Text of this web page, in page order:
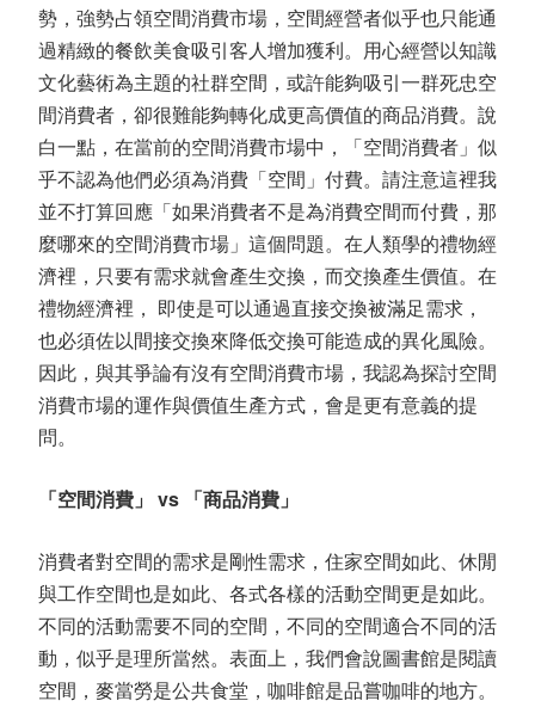
勢，強勢占領空間消費市場，空間經營者似乎也只能通
過精緻的餐飲美食吸引客人增加獲利。用心經營以知識
文化藝術為主題的社群空間，或許能夠吸引一群死忠空
間消費者，卻很難能夠轉化成更高價值的商品消費。說
白一點，在當前的空間消費市場中，「空間消費者」似
乎不認為他們必須為消費「空間」付費。請注意這裡我
並不打算回應「如果消費者不是為消費空間而付費，那
麼哪來的空間消費市場」這個問題。在人類學的禮物經
濟裡，只要有需求就會產生交換，而交換產生價值。在
禮物經濟裡， 即使是可以通過直接交換被滿足需求，
也必須佐以間接交換來降低交換可能造成的異化風險。
因此，與其爭論有沒有空間消費市場，我認為探討空間
消費市場的運作與價值生產方式，會是更有意義的提
問。
「空間消費」 vs 「商品消費」
消費者對空間的需求是剛性需求，住家空間如此、休閒
與工作空間也是如此、各式各樣的活動空間更是如此。
不同的活動需要不同的空間，不同的空間適合不同的活
動，似乎是理所當然。表面上，我們會說圖書館是閱讀
空間，麥當勞是公共食堂，咖啡館是品嘗咖啡的地方。